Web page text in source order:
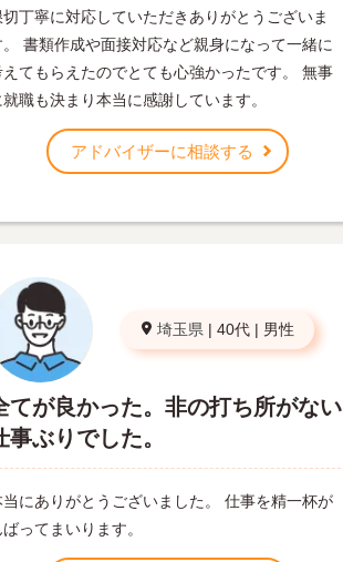
切丁寧に対応していただきありがとうございま
。 書類作成や面接対応など親身になって一緒に
えてもらえたのでとても心強かったです。 無事
就職も決まり本当に感謝しています。
アドバイザーに相談する
埼玉県 | 40代 | 男性
てが良かった。非の打ち所がない
事ぶりでした。
当にありがとうございました。 仕事を精一杯が
ばってまいります。